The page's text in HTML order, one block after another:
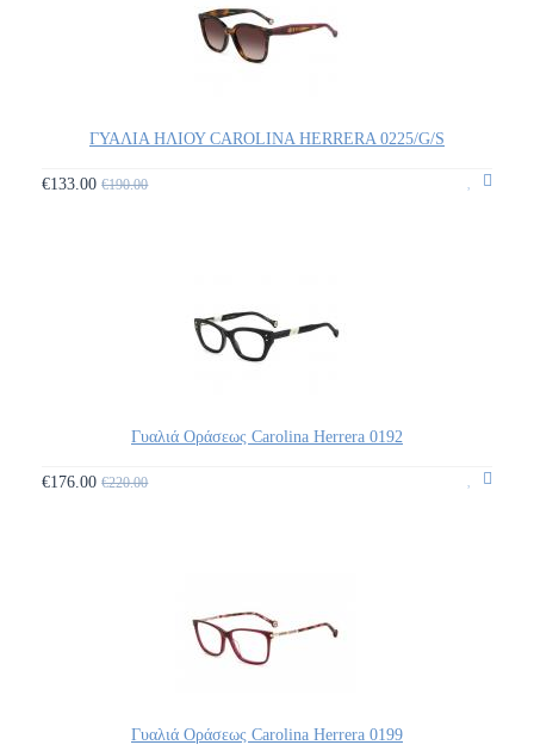
ΓΥΑΛΙΑ ΗΛΙΟΥ CAROLINA HERRERA 0225/G/S
€133.00€190.00
Γυαλιά Οράσεως Carolina Herrera 0192
€176.00€220.00
Γυαλιά Οράσεως Carolina Herrera 0199